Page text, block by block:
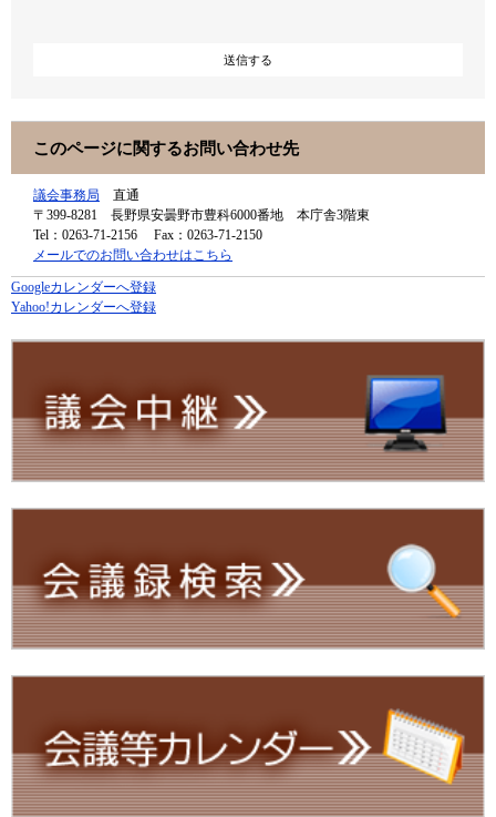
このページに関するお問い合わせ先
議会事務局
直通
〒399-8281
長野県安曇野市豊科6000番地 本庁舎3階東
Tel：0263-71-2156
Fax：0263-71-2150
メールでのお問い合わせはこちら
Googleカレンダーへ登録
Yahoo!カレンダーへ登録